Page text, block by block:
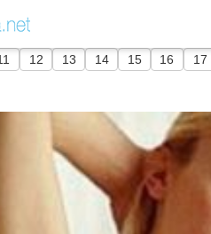
12 13 14 15 16 17